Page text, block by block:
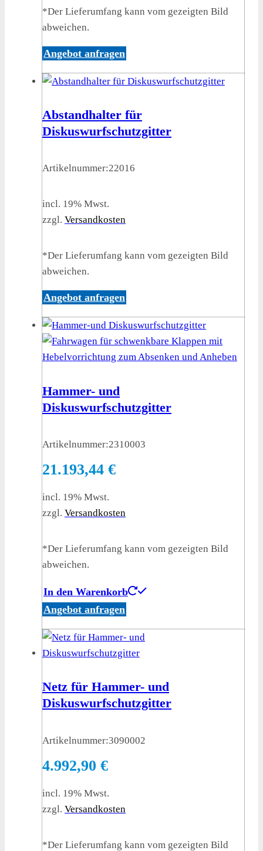
*Der Lieferumfang kann vom gezeigten Bild
abweichen.
Angebot anfragen
Abstandhalter für
Diskuswurfschutzgitter
Artikelnummer:22016
incl. 19% Mwst.
zzgl. Versandkosten
*Der Lieferumfang kann vom gezeigten Bild
abweichen.
Angebot anfragen
Hammer- und
Diskuswurfschutzgitter
Artikelnummer:2310003
21.193,44 €
incl. 19% Mwst.
zzgl. Versandkosten
*Der Lieferumfang kann vom gezeigten Bild
abweichen.
In den Warenkorb
Angebot anfragen
Netz für Hammer- und
Diskuswurfschutzgitter
Artikelnummer:3090002
4.992,90 €
incl. 19% Mwst.
zzgl. Versandkosten
*Der Lieferumfang kann vom gezeigten Bild